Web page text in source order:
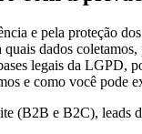
e pela proteção
dados coletamos,
legais da LGPD,
e como você pode
(B2B e B2C), leads